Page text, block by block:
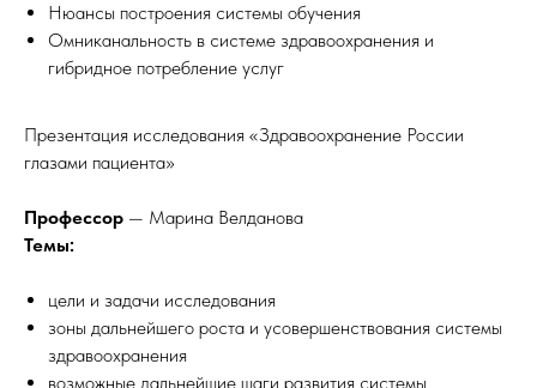
Нюансы построения системы обучения
Омниканальность в системе здравоохранения и
гибридное потребление услуг
Презентация исследования «Здравоохранение России
глазами пациента»
Профессор — Марина Велданова
Темы:
цели и задачи исследования
зоны дальнейшего роста и усовершенствования системы
здравоохранения
возможные дальнейшие шаги развития системы